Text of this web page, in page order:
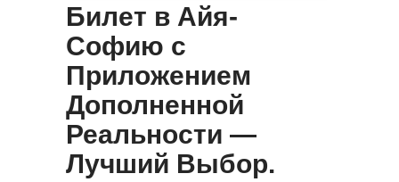
Билет в Айя-
Софию с
Приложением
Дополненной
Реальности —
Лучший Выбор.